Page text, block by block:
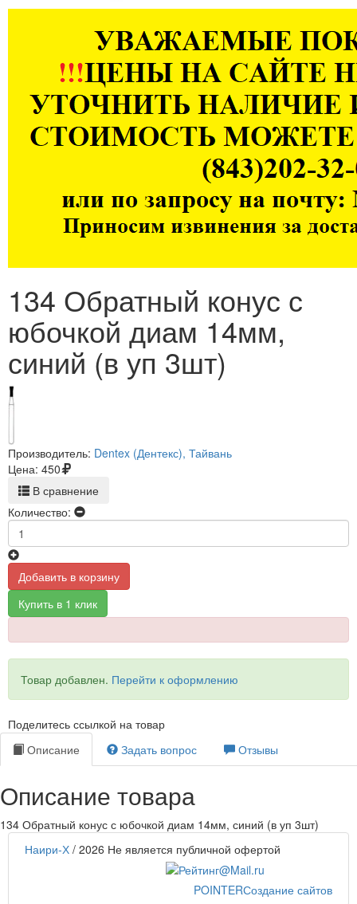
134 Обратный конус с
юбочкой диам 14мм,
синий (в уп 3шт)
Производитель: Dentex (Дентекс), Тайвань
Цена: 450
В сравнение
Количество:
Добавить в корзину
Купить в 1 клик
Товар добавлен. Перейти к оформлению
Поделитесь ссылкой на товар
Описание
Задать вопрос Отзывы
Описание товара
134 Обратный конус с юбочкой диам 14мм, синий (в уп 3шт)
Наири-Х / 2026 Не является публичной офертой
POINTERСоздание сайтов